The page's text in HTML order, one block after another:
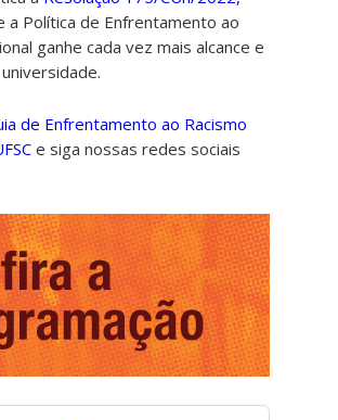
a Política de Enfrentamento ao
ganhe cada vez mais alcance e
de Enfrentamento ao Racismo
e siga nossas redes sociais